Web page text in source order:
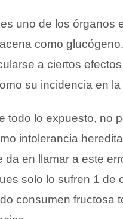
es uno de los órganos
como
a ciertos
su incidencia en
todo lo expuesto, no
intolerancia
da en llamar a este
solo lo sufren 1
consumen fructosa